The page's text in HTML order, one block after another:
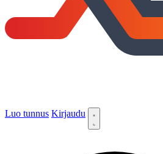
Luo tunnus Kirjaudu